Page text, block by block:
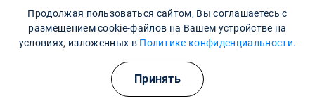
часов.
также при индивидуальной непереносимости
компонентов раствора. Перед началом терапии
обязательна консультация с врачом для оценки
Продолжая пользоваться сайтом, Вы соглашаетесь с
размещением cookie-файлов на Вашем устройстве на
условиях, изложенных в Политике конфиденциальности.
Принять